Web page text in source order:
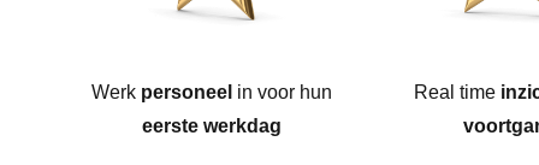
Werk personeel in voor hun
eerste werkdag
Real time